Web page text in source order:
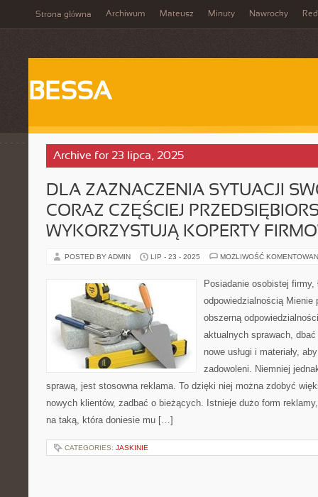
Strona główna Archiwum Mateusz Minuty Nawrocky
BESSA
Archive for 23 lipca, 2025
DLA ZAZNACZENIA SYTUACJI
CORAZ CZĘŚCIEJ
WYKORZYSTUJĄ KOPERTY
POSTED BY ADMIN LIP - 23 - 2025 MOŻLIWOŚĆ
Posiadanie osobistej firmy,
odpowiedzialnością
obszerną
aktualnych sprawach,
nowe usługi i materiały,
zadowoleni. Niemniej
sprawą, jest stosowna reklama. To dzięki niej można zdobyć
nowych klientów, zadbać o bieżących. Istnieje dużo form
na taką, która doniesie mu […]
CATEGORIES: JASKINIE